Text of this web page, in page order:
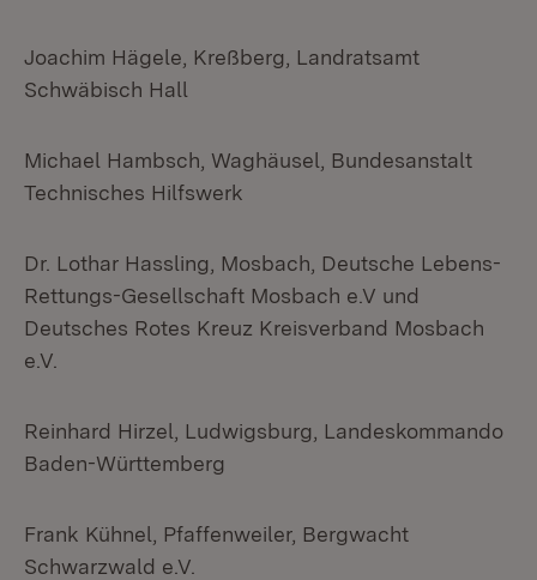
Joachim Hägele, Kreßberg, Landratsamt
Schwäbisch Hall
Michael Hambsch, Waghäusel, Bundesanstalt
Technisches Hilfswerk
Dr. Lothar Hassling, Mosbach, Deutsche Lebens-
Rettungs-Gesellschaft Mosbach e.V und
Deutsches Rotes Kreuz Kreisverband Mosbach
e.V.
Reinhard Hirzel, Ludwigsburg, Landeskommando
Baden-Württemberg
Frank Kühnel, Pfaffenweiler, Bergwacht
Schwarzwald e.V.